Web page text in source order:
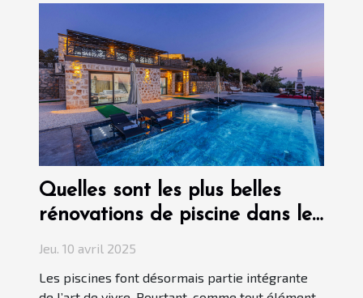
Quelles sont les plus belles
rénovations de piscine dans le
Var ?
Jeu. 10 avril 2025
Les piscines font désormais partie intégrante